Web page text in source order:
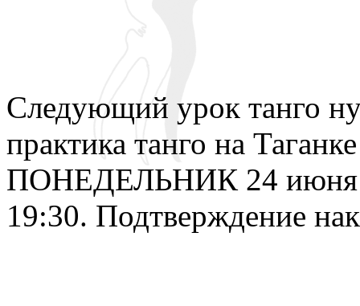
Следующий урок танго
практика танго на
ПОНЕДЕЛЬНИК 24 июня
19:30. Подтверждение